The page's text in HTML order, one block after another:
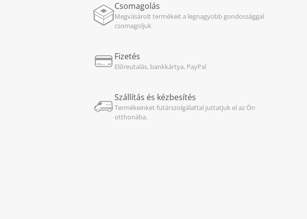
Csomagolás
Megvásárolt termékeit a legnagyobb gondossággal
csomagoljuk
Fizetés
Előreutalás, bankkártya, PayPal
Szállítás és kézbesítés
Termékeinket futárszolgálattal juttatjuk el az Ön
otthonába.